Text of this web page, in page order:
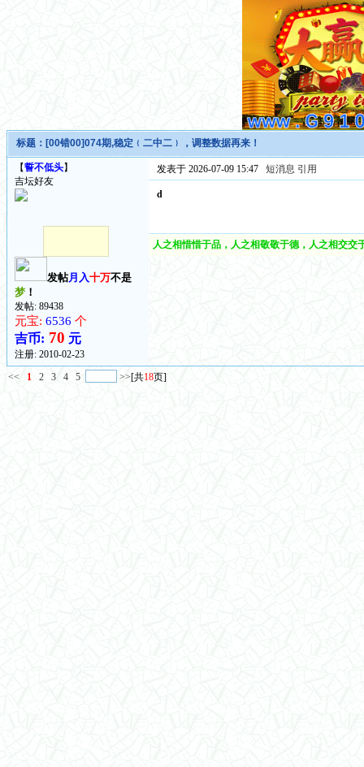
标题： [00错00]074期,稳定﹛二中二﹜，调整数据再来！
【誓不低头】
吉坛好友
发帖月入十万不是
梦！
发帖: 89438
元宝: 6536 个
吉币: 70 元
注册: 2010-02-23
发表于 2026-07-09 15:47 短消息 引用
d
人之相惜惜于品，人之相敬敬于德，人之相交
<< 1 2 3 4 5 >>[共18页]